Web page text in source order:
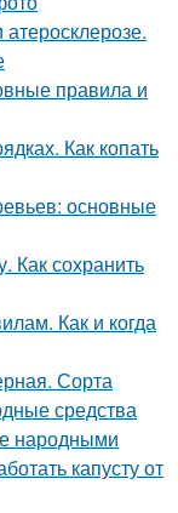
правила и
Как копать
основные
Как сохранить
Как и когда
Сорта
средства
народными
капусту от